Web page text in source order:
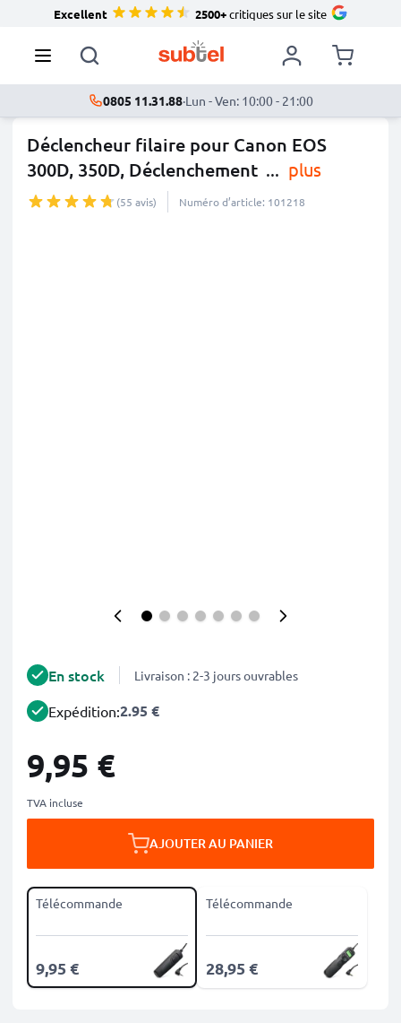
Excellent 2500+critiques sur le site
0805 11.31.88·Lun - Ven: 10:00 - 21:00
Déclencheur filaire pour Canon EOS
300D, 350D, Déclenchement ... plus
(55 avis) Numéro d’article: 101218
En stock Livraison : 2-3 jours ouvrables
Expédition:2.95 €
9,95 €
TVA incluse
AJOUTER AU PANIER
Télécommande
9,95 €
Télécommande
28,95 €